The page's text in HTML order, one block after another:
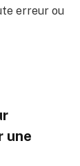
erreur ou
une